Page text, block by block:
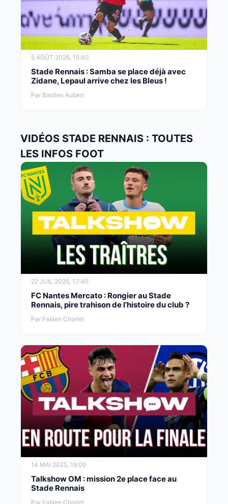
5 AOÛT 2026, 15:40
Stade Rennais : Samba se place déjà avec
Zidane, Lepaul arrive chez les Bleus !
Par Bastien Aubert
VIDÉOS STADE RENNAIS : TOUTES
LES INFOS FOOT
22 JUIL 2025, 17:40
FC Nantes Mercato : Rongier au Stade
Rennais, pire trahison de l’histoire du club ?
Par Fabien Chorlet
14 MAI 2025, 18:00
Talkshow OM : mission 2e place face au
Stade Rennais
Par Fabien Chorlet